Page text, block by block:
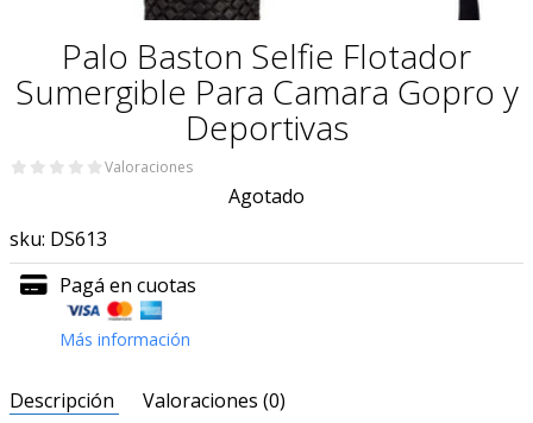
Palo Baston Selfie Flotador
Sumergible Para Camara Gopro y
Deportivas
Valoraciones
Agotado
sku: DS613
Pagá en cuotas
Más información
Descripción Valoraciones (0)